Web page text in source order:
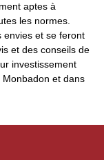
aptes à
les normes.
envies et se feront
et des conseils de
investissement
et dans